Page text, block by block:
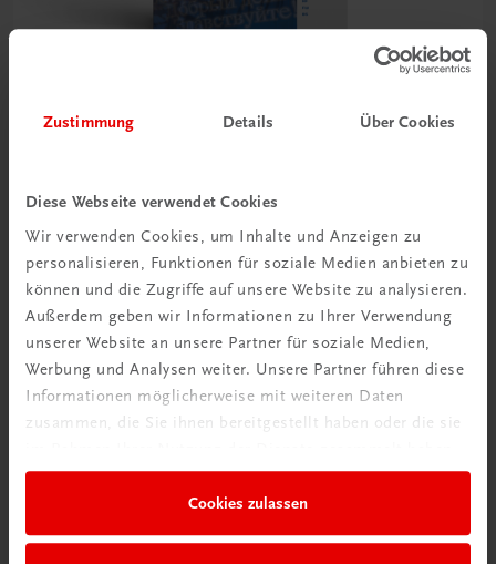
Zustimmung Details Über Cookies
Diese Webseite verwendet Cookies
Wir verwenden Cookies, um Inhalte und Anzeigen zu
personalisieren, Funktionen für soziale Medien anbieten zu
können und die Zugriffe auf unsere Website zu analysieren.
Außerdem geben wir Informationen zu Ihrer Verwendung
unserer Website an unsere Partner für soziale Medien,
Werbung und Analysen weiter. Unsere Partner führen diese
Informationen möglicherweise mit weiteren Daten
zusammen, die Sie ihnen bereitgestellt haben oder die sie
Cookies zulassen
Bildung
€ 29,50